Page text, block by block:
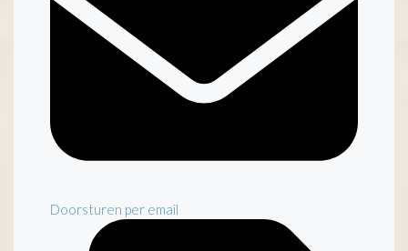
Doorsturen per email